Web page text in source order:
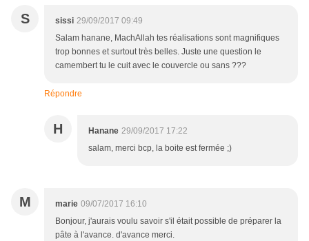
S sissi 29/09/2017 09:49
Salam hanane, MachAllah tes réalisations sont magnifiques
trop bonnes et surtout très belles. Juste une question le
camembert tu le cuit avec le couvercle ou sans ???
Répondre
H Hanane 29/09/2017 17:22
salam, merci bcp, la boite est fermée ;)
M marie 09/07/2017 16:10
Bonjour, j'aurais voulu savoir s'il était possible de préparer la
pâte à l'avance. d'avance merci.